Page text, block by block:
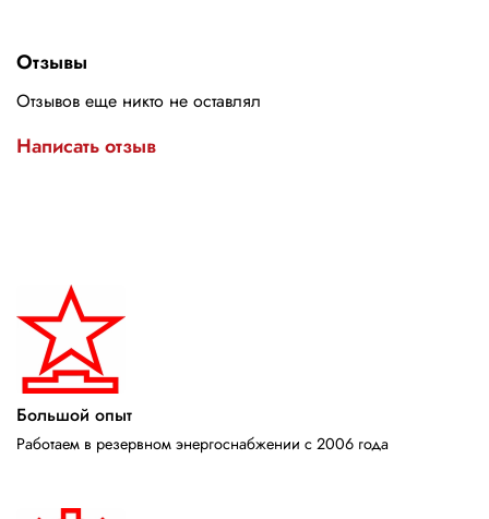
Отзывы
Отзывов еще никто не оставлял
Написать отзыв
Большой опыт
Работаем в резервном энергоснабжении с 2006 года